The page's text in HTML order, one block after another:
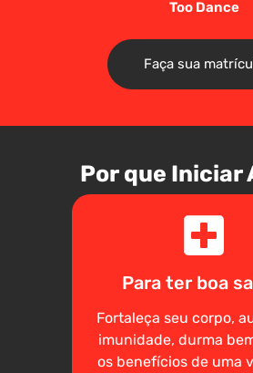
Too Dance
Faça sua
Por que Iniciar
Para ter boa
Fortaleça seu corpo,
imunidade, durma
os benefícios de uma